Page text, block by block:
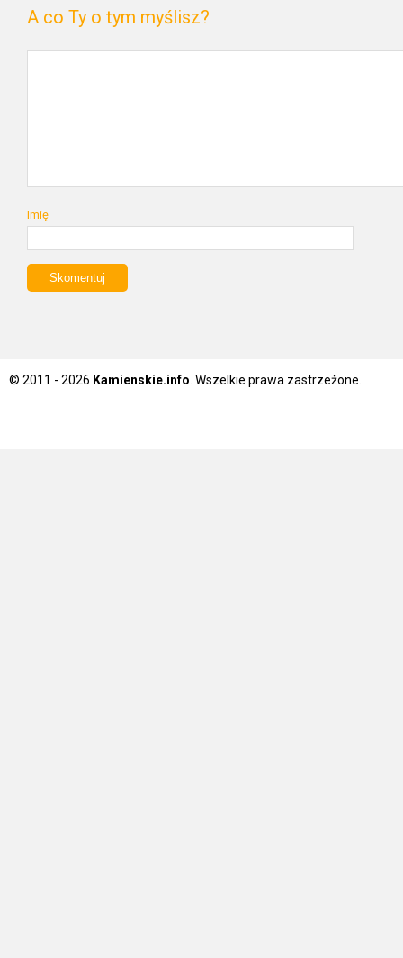
A co Ty o tym myślisz?
Imię
© 2011 - 2026 Kamienskie.info . Wszelkie prawa zastrzeżone.